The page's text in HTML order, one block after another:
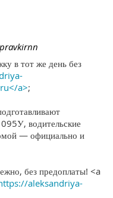
в тот же день без
a>;
водительские
— официально и
без предоплаты! <a
aleksandriya-